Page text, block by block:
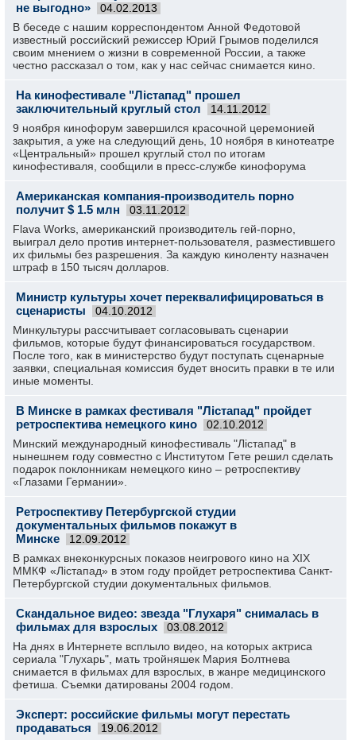
не выгодно»
04.02.2013
В беседе с нашим корреспондентом Анной Федотовой
известный российский режиссер Юрий Грымов поделился
своим мнением о жизни в современной России, а также
честно рассказал о том, как у нас сейчас снимается кино.
На кинофестивале "Лiстапад" прошел
заключительный круглый стол
14.11.2012
9 ноября кинофорум завершился красочной церемонией
закрытия, а уже на следующий день, 10 ноября в кинотеатре
«Центральный» прошел круглый стол по итогам
кинофестиваля, сообщили в пресс-службе кинофорума
Американская компания-производитель порно
получит $ 1.5 млн
03.11.2012
Flava Works, американский производитель гей-порно,
выиграл дело против интернет-пользователя, разместившего
их фильмы без разрешения. За каждую киноленту назначен
штраф в 150 тысяч долларов.
Министр культуры хочет переквалифицироваться в
сценаристы
04.10.2012
Минкультуры рассчитывает согласовывать сценарии
фильмов, которые будут финансироваться государством.
После того, как в министерство будут поступать сценарные
заявки, специальная комиссия будет вносить правки в те или
иные моменты.
В Минске в рамках фестиваля "Лiстапад" пройдет
ретроспектива немецкого кино
02.10.2012
Минский международ­ный кинофестив­аль "Лiстапад" в
нынешнем году совместно с Институтом­ Гете решил сделать
подарок поклонника­м немецкого кино – ретроспект­иву
«Глазами Германии».
Ретроспективу Петербургской студии
документальных фильмов покажут в
Минске
12.09.2012
В рамках внеконкурсных показов неигрового кино на XIX
ММКФ «Лiстапад» в этом году пройдет ретроспектива Санкт-
Петербургской студии документальных фильмов.
Скандальное видео: звезда "Глухаря" снималась в
фильмах для взрослых
03.08.2012
На днях в Интернете всплыло видео, на которых актриса
сериала "Глухарь", мать тройняшек Мария Болтнева
снимается в фильмах для взрослых, в жанре медицинского
фетиша. Съемки датированы 2004 годом.
Эксперт: российские фильмы могут перестать
продаваться
19.06.2012